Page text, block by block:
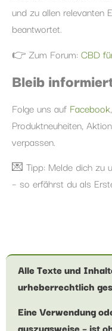
und zu allen relevanten
beantwortet.
👉 Zum Forum:CBD
Bleib
Folge uns auf Facebook,
Produktneuheiten,
verpassen.
💌 Tipp: Melde dich zu
– so erfährst du als
Alle Texte und
urheberrechtlich
Eine Verwendung